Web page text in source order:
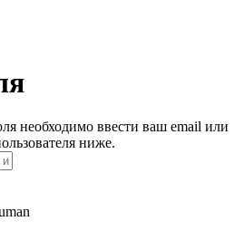
необходимо ввести ваш email или
ниже.